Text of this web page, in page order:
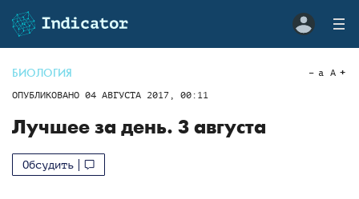
БИОЛОГИЯ
ОПУБЛИКОВАНО 04 АВГУСТА 2017, 00:11
a A
Лучшее за день. 3 августа
Обсудить